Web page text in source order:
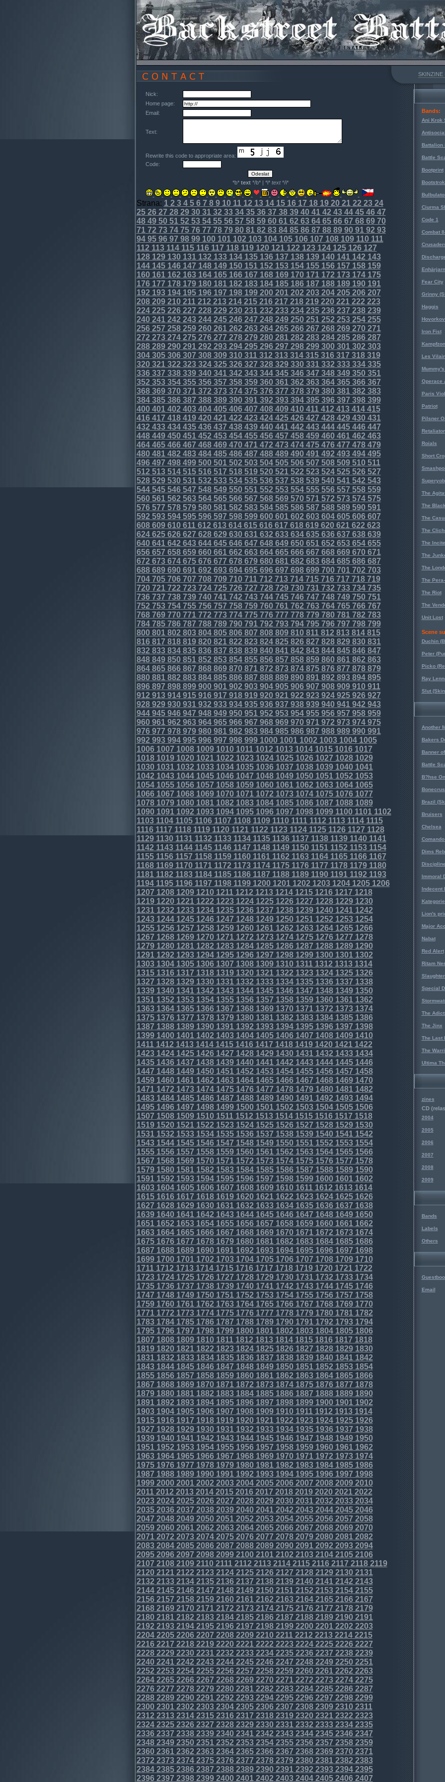
SKINZINE
Nick:
Home page:
Email:
Text:
Rewrite this code to appropriate area:
Code:
*b* text*/b* | *i* text*/i*
Strana: 12 34567 89101112 1314151617 1819202122 2324
252627 2829303132 3334353637 3839404142 4344454647
4849505152 5354555657 5859606162 6364656667 686970
7172 7374757677 7879808182 8384858687 8889909192 93
94959697 9899100101102 103104105106107 108109110111
112 113114115116117 118119120121122 123124125126127
128129130131132 133134135136137 138139140141142 143
144145146147 148149150151152 153154155156157 158159
160161162 163164165166167 168169170171172 173174175
176177 178179180181182 183184185186187 188189190191
192 193194195196197 198199200201202 203204205206207
208209210211212 213214215216217 218219220221222 223
224225226227 228229230231232 233234235236237 238239
240241242 243244245246247 248249250251252 253254255
256257 258259260261262 263264265266267 268269270271
272 273274275276277 278279280281282 283284285286287
288289290291292 293294295296297 298299300301302 303
304305306307 308309310311312 313314315316317 318319
320321322 323324325326327 328329330331332 333334335
336337 338339340341342 343344345346347 348349350351
352 353354355356357 358359360361362 363364365366367
368369370371372 373374375376377 378379380381382 383
384385386387 388389390391392 393394395396397 398399
400401402 403404405406407 408409410411412 413414415
416417 418419420421422 423424425426427 428429430431
432 433434435436437 438439440441442 443444445446447
448449450451452 453454455456457 458459460461462 463
464465466467 468469470471472 473474475476477 478479
480481482 483484485486487 488489490491492 493494495
496497 498499500501502 503504505506507 508509510511
512 513514515516517 518519520521522 523524525526527
528529530531532 533534535536537 538539540541542 543
544545546547 548549550551552 553554555556557 558559
560561562 563564565566567 568569570571572 573574575
576577 578579580581582 583584585586587 588589590591
592 593594595596597 598599600601602 603604605606607
608609610611612 613614615616617 618619620621622 623
624625626627 628629630631632 633634635636637 638639
640641642 643644645646647 648649650651652 653654655
656657 658659660661662 663664665666667 668669670671
672 673674675676677 678679680681682 683684685686687
688689690691692 693694695696697 698699700701702 703
704705706707 708709710711712 713714715716717 718719
720721722 723724725726727 728729730731732 733734735
736737 738739740741742 743744745746747 748749750751
752 753754755756757 758759760761762 763764765766767
768769770771772 773774775776777 778779780781782 783
784785786787 788789790791792 793794795796797 798799
800801802 803804805806807 808809810811812 813814815
816817 818819820821822 823824825826827 828829830831
832 833834835836837 838839840841842 843844845846847
848849850851852 853854855856857 858859860861862 863
864865866867 868869870871872 873874875876877 878879
880881882 883884885886887 888889890891892 893894895
896897 898899900901902 903904905906907 908909910911
912 913914915916917 918919920921922 923924925926927
928929930931932 933934935936937 938939940941942 943
944945946947 948949950951952 953954955956957 958959
960961962 963964965966967 968969970971972 973974975
976977 978979980981982 983984985986987 988989990991
992 993994995996997 998999100010011002 100310041005
10061007 10081009101010111012 10131014101510161017
10181019102010211022 10231024102510261027 10281029
103010311032 10331034103510361037 1038103910401041
1042 10431044104510461047 10481049105010511052 1053
1054105510561057 10581059106010611062 106310641065
10661067 10681069107010711072 10731074107510761077
10781079108010811082 10831084108510861087 10881089
109010911092 10931094109510961097 10981099110011011102
11031104110511061107 11081109111011111112 111311141115
11161117 11181119112011211122 11231124112511261127 1128
1129113011311132 11331134113511361137 1138113911401141
1142 11431144114511461147 11481149115011511152 11531154
115511561157 11581159116011611162 11631164116511661167
11681169117011711172 11731174117511761177 117811791180
11811182 11831184118511861187 11881189119011911192 1193
1194119511961197 11981199120012011202 1203120412051206
1207 12081209121012111212 12131214121512161217 1218
1219122012211222 12231224122512261227 122812291230
12311232 12331234123512361237 12381239124012411242
12431244124512461247 12481249125012511252 12531254
125512561257 12581259126012611262 1263126412651266
1267 12681269127012711272 12731274127512761277 1278
1279128012811282 12831284128512861287 128812891290
12911292 12931294129512961297 12981299130013011302
13031304130513061307 13081309131013111312 13131314
131513161317 13181319132013211322 1323132413251326
1327 13281329133013311332 13331334133513361337 1338
1339134013411342 13431344134513461347 134813491350
13511352 13531354135513561357 13581359136013611362
13631364136513661367 13681369137013711372 13731374
137513761377 13781379138013811382 1383138413851386
1387 13881389139013911392 13931394139513961397 1398
1399140014011402 14031404140514061407 140814091410
14111412 14131414141514161417 14181419142014211422
14231424142514261427 14281429143014311432 14331434
143514361437 14381439144014411442 1443144414451446
1447 14481449145014511452 14531454145514561457 1458
1459146014611462 14631464146514661467 146814691470
14711472 14731474147514761477 14781479148014811482
14831484148514861487 14881489149014911492 14931494
149514961497 14981499150015011502 1503150415051506
1507 15081509151015111512 15131514151515161517 1518
1519152015211522 15231524152515261527 152815291530
15311532 15331534153515361537 15381539154015411542
15431544154515461547 15481549155015511552 15531554
155515561557 15581559156015611562 1563156415651566
1567 15681569157015711572 15731574157515761577 1578
1579158015811582 15831584158515861587 158815891590
15911592 15931594159515961597 15981599160016011602
16031604160516061607 16081609161016111612 16131614
161516161617 16181619162016211622 1623162416251626
1627 16281629163016311632 16331634163516361637 1638
1639164016411642 16431644164516461647 164816491650
16511652 16531654165516561657 16581659166016611662
16631664166516661667 16681669167016711672 16731674
167516761677 16781679168016811682 1683168416851686
1687 16881689169016911692 16931694169516961697 1698
1699170017011702 17031704170517061707 170817091710
17111712 17131714171517161717 17181719172017211722
17231724172517261727 17281729173017311732 17331734
173517361737 17381739174017411742 1743174417451746
1747 17481749175017511752 17531754175517561757 1758
1759176017611762 17631764176517661767 176817691770
17711772 17731774177517761777 17781779178017811782
17831784178517861787 17881789179017911792 17931794
179517961797 17981799180018011802 1803180418051806
1807 18081809181018111812 18131814181518161817 1818
1819182018211822 18231824182518261827 182818291830
18311832 18331834183518361837 18381839184018411842
18431844184518461847 18481849185018511852 18531854
185518561857 18581859186018611862 1863186418651866
1867 18681869187018711872 18731874187518761877 1878
1879188018811882 18831884188518861887 188818891890
18911892 18931894189518961897 18981899190019011902
19031904190519061907 19081909191019111912 19131914
191519161917 19181919192019211922 1923192419251926
1927 19281929193019311932 19331934193519361937 1938
1939194019411942 19431944194519461947 194819491950
19511952 19531954195519561957 19581959196019611962
19631964196519661967 19681969197019711972 19731974
197519761977 19781979198019811982 1983198419851986
1987 19881989199019911992 19931994199519961997 1998
1999200020012002 20032004200520062007 200820092010
20112012 20132014201520162017 20182019202020212022
20232024202520262027 20282029203020312032 20332034
203520362037 20382039204020412042 2043204420452046
2047 20482049205020512052 20532054205520562057 2058
2059206020612062 20632064206520662067 206820692070
20712072 20732074207520762077 20782079208020812082
20832084208520862087 20882089209020912092 20932094
209520962097 20982099210021012102 2103210421052106
2107 21082109211021112112 21132114211521162117 21182119
212021212122 21232124212521262127 2128212921302131
2132 21332134213521362137 21382139214021412142 2143
2144214521462147 21482149215021512152 215321542155
21562157 21582159216021612162 21632164216521662167
21682169217021712172 21732174217521762177 21782179
218021812182 21832184218521862187 2188218921902191
2192 21932194219521962197 21982199220022012202 2203
2204220522062207 22082209221022112212 221322142215
22162217 22182219222022212222 22232224222522262227
22282229223022312232 22332234223522362237 22382239
224022412242 22432244224522462247 2248224922502251
2252 22532254225522562257 22582259226022612262 2263
2264226522662267 22682269227022712272 227322742275
22762277 22782279228022812282 22832284228522862287
22882289229022912292 22932294229522962297 22982299
230023012302 23032304230523062307 2308230923102311
2312 23132314231523162317 23182319232023212322 2323
2324232523262327 23282329233023312332 233323342335
23362337 23382339234023412342 23432344234523462347
23482349235023512352 23532354235523562357 23582359
236023612362 23632364236523662367 2368236923702371
2372 23732374237523762377 23782379238023812382 2383
2384238523862387 23882389239023912392 239323942395
23962397 23982399240024012402 24032404240524062407
Bands:
Ani Krok
Battalion
Battle
Bootprint
Ciurma
Code 1
Combat
Fear City
Grinny
Haggis
Iron Fist
Les
Operace
Paris
Patriot
Pilsner
Retaliator
Roials
Short
Superyob
The
The
The
The
The
The
The
The
The Riot
The
Unit Lost
Scene
Duchin
Peter
Picko
Ray
Slut
Another
Bakers
Banner
Battle
B?hse
Brazil
Bruisers
Chelsea
Dims
Immoral
Indecent
Lion's
Major
Nabat
Red Alert
Ritam
Special
The
The Jinx
The Last
The
Ultima
zines
CD
2004
2005
2006
2007
2008
2009
Bands
Labels
Others
Email